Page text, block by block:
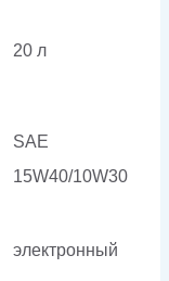
20 л
SAE
15W40/10W30
электронный